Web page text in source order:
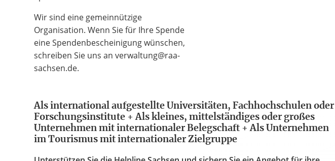
Wir sind eine gemeinnützige
Organisation. Wenn Sie für Ihre Spende
eine Spendenbescheinigung wünschen,
schreiben Sie uns an verwaltung@raa-
sachsen.de.
Als international aufgestellte Universitäten, Fachhochschulen oder
Forschungsinstitute + Als kleines, mittelständiges oder großes
Unternehmen mit internationaler Belegschaft + Als Unternehmen
im Tourismus mit internationaler Zielgruppe